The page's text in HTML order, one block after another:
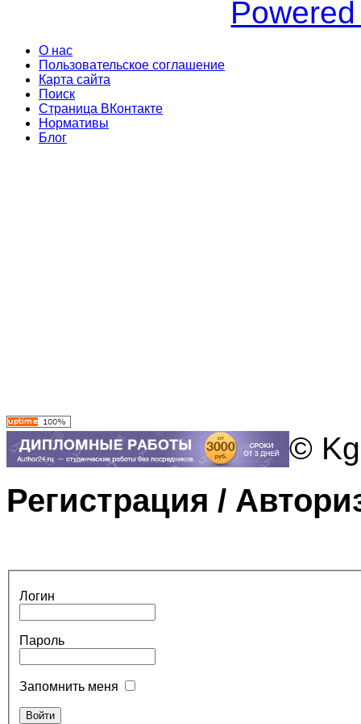
О нас
Пользовательское соглашение
Карта сайта
Поиск
Страница ВКонтакте
Нормативы
Блог
©
Регистрация /
Логин
Пароль
Запомнить меня